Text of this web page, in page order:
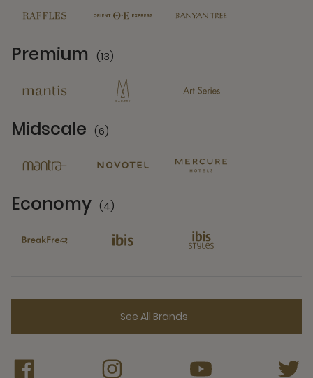
Premium (13)
Midscale (6)
Economy (4)
See All Brands